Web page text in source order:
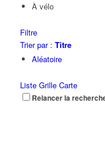
À vélo
Filtre
Trier par : Titre
Aléatoire
Liste Grille Carte
Relancer la